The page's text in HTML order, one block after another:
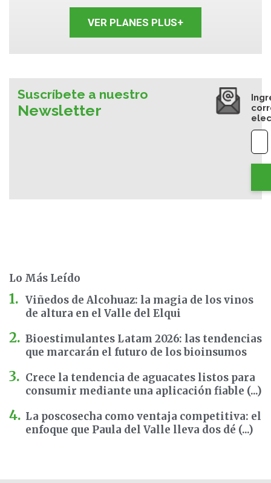
VER PLANES PLUS+
Suscríbete a nuestro
Newsletter
Lo Más Leído
Viñedos de Alcohuaz: la magia de los vinos
de altura en el Valle del Elqui
Bioestimulantes Latam 2026: las tendencias
que marcarán el futuro de los bioinsumos
Crece la tendencia de aguacates listos para
consumir mediante una aplicación fiable (...)
La poscosecha como ventaja competitiva: el
enfoque que Paula del Valle lleva dos dé (...)